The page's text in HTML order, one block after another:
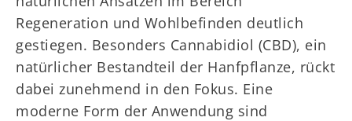
Regeneration und Wohlbefinden deutlich
gestiegen. Besonders Cannabidiol (CBD), ein
natürlicher Bestandteil der Hanfpflanze, rückt
dabei zunehmend in den Fokus. Eine
moderne Form der Anwendung sind